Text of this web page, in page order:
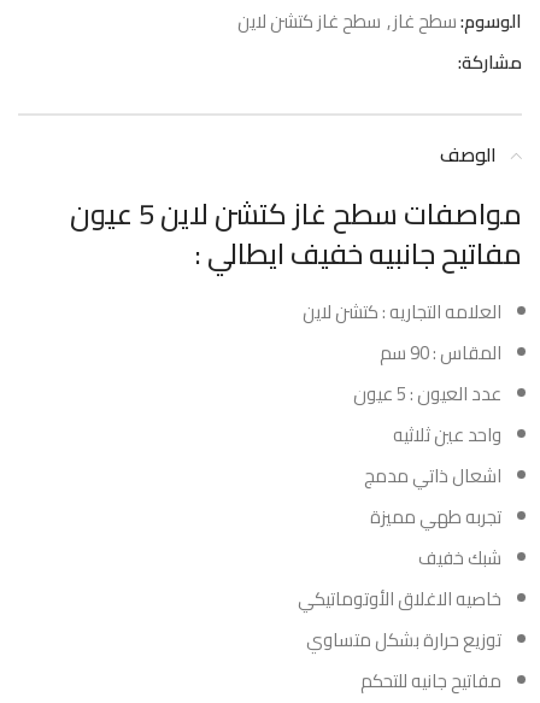
الوسوم:سطح غاز, سطح غاز كتشن لاين
مشاركة:
الوصف
مواصفات سطح غاز كتشن لاين 5 عيون
مفاتيح جانبيه خفيف ايطالي :
العلامه التجاريه : كتشن لاين
المقاس : 90 سم
عدد العيون : 5 عيون
واحد عين ثلاثيه
اشعال ذاتي مدمج
تجربه طهي مميزة
شبك خفيف
خاصيه الاغلاق الأوتوماتيكي
توزيع حرارة بشكل متساوي
مفاتيح جانيه للتحكم